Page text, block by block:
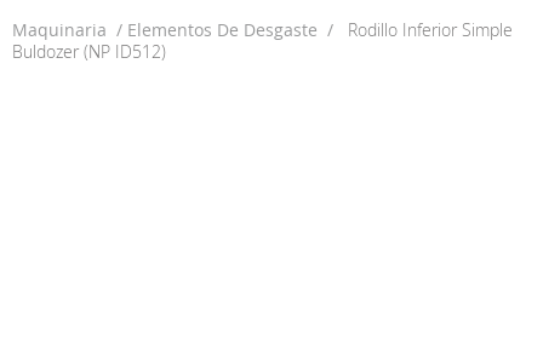
Maquinaria Elementos De Desgaste
Rodillo Inferior Simple
Buldozer (NP ID512)